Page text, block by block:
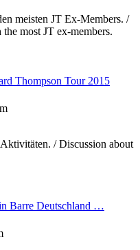
meisten JT Ex-Members. /
most JT ex-members.
Thompson Tour 2015
/ Discussion about
Barre Deutschland …